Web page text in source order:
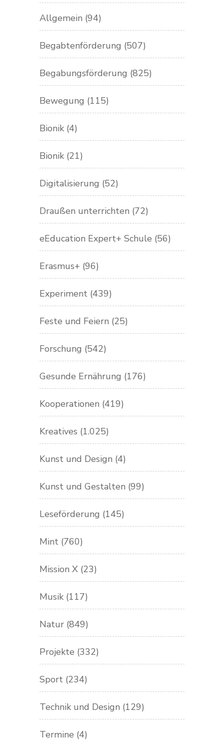
Allgemein (94)
Begabtenförderung (507)
Begabungsförderung (825)
Bewegung (115)
Bionik (4)
Bionik (21)
Digitalisierung (52)
Draußen unterrichten (72)
eEducation Expert+ Schule (56)
Erasmus+ (96)
Experiment (439)
Feste und Feiern (25)
Forschung (542)
Gesunde Ernährung (176)
Kooperationen (419)
Kreatives (1.025)
Kunst und Design (4)
Kunst und Gestalten (99)
Leseförderung (145)
Mint (760)
Mission X (23)
Musik (117)
Natur (849)
Projekte (332)
Sport (234)
Technik und Design (129)
Termine (4)